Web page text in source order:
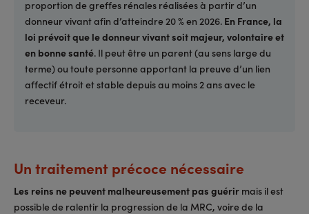
proportion de greffes rénales réalisées à partir d’un
donneur vivant afin d’atteindre 20 % en 2026. En France, la
loi prévoit que le donneur vivant soit majeur, volontaire et
en bonne santé. Il peut être un parent (au sens large du
terme) ou toute personne apportant la preuve d’un lien
affectif étroit et stable depuis au moins 2 ans avec le
receveur.
Un traitement précoce nécessaire
Les reins ne peuvent malheureusement pas guérir mais il est
possible de ralentir la progression de la MRC, voire de la